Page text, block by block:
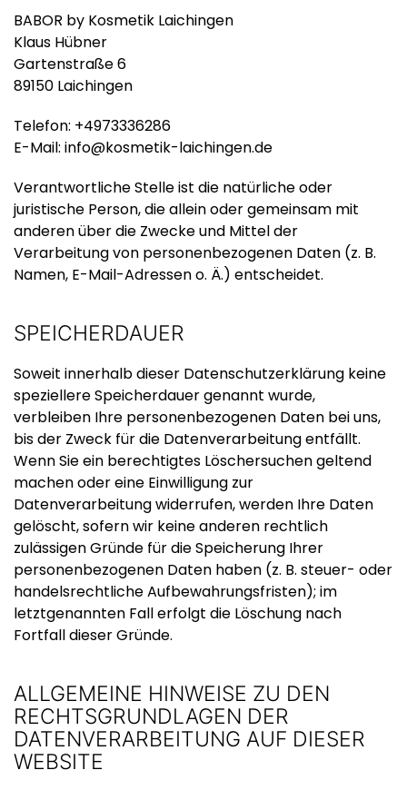
BABOR by Kosmetik Laichingen
Klaus Hübner
Gartenstraße 6
89150 Laichingen
Telefon: +4973336286
E-Mail: info@kosmetik-laichingen.de
Verantwortliche Stelle ist die natürliche oder
juristische Person, die allein oder gemeinsam mit
anderen über die Zwecke und Mittel der
Verarbeitung von personenbezogenen Daten (z. B.
Namen, E-Mail-Adressen o. Ä.) entscheidet.
SPEICHERDAUER
Soweit innerhalb dieser Datenschutzerklärung keine
speziellere Speicherdauer genannt wurde,
verbleiben Ihre personenbezogenen Daten bei uns,
bis der Zweck für die Datenverarbeitung entfällt.
Wenn Sie ein berechtigtes Löschersuchen geltend
machen oder eine Einwilligung zur
Datenverarbeitung widerrufen, werden Ihre Daten
gelöscht, sofern wir keine anderen rechtlich
zulässigen Gründe für die Speicherung Ihrer
personenbezogenen Daten haben (z. B. steuer- oder
handelsrechtliche Aufbewahrungsfristen); im
letztgenannten Fall erfolgt die Löschung nach
Fortfall dieser Gründe.
ALLGEMEINE HINWEISE ZU DEN
RECHTSGRUNDLAGEN DER
DATENVERARBEITUNG AUF DIESER
WEBSITE